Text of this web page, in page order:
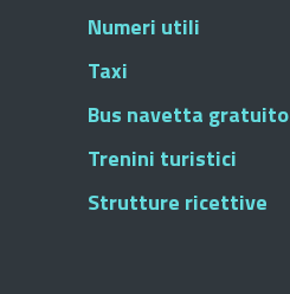
Numeri utili
Taxi
Bus navetta gratuito
Trenini turistici
Strutture ricettive